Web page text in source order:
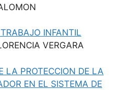
INFANTIL
VERGARA
LA PROTECCION DE LA
EN EL SISTEMA DE